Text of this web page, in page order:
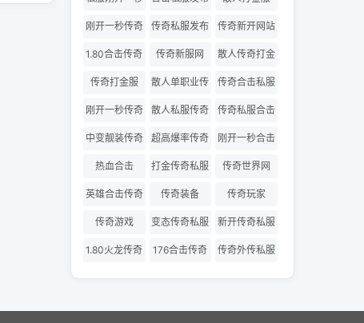
网
刚开一秒传奇
传奇私服发布
网
传奇新开网站
1.80合击传奇 传奇新服网
散人传奇打金
版
传奇打金服
散人单职业传
奇
传奇合击私服
刚开一秒传奇
私服
散人私服传奇
传奇私服合击
发布网
中变靓装传奇 超高爆率传奇
刚开一秒合击
传奇
热血合击 打金传奇私服 传奇世界网
英雄合击传奇 传奇装备 传奇玩家
传奇游戏 变态传奇私服 新开传奇私服
1.80火龙传奇 176合击传奇 传奇外传私服